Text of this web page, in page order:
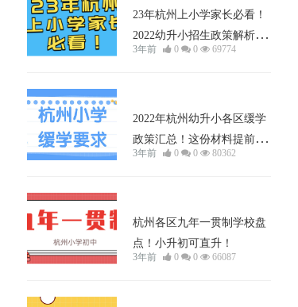
23年杭州上小学家长必看！
2022幼升小招生政策解析！
报名条件、报名流程、录取
3年前 0 0 69774
2022年杭州幼升小各区缓学
政策汇总！这份材料提前办
理！
3年前 0 0 80362
杭州各区九年一贯制学校盘
点！小升初可直升！
3年前 0 0 66087